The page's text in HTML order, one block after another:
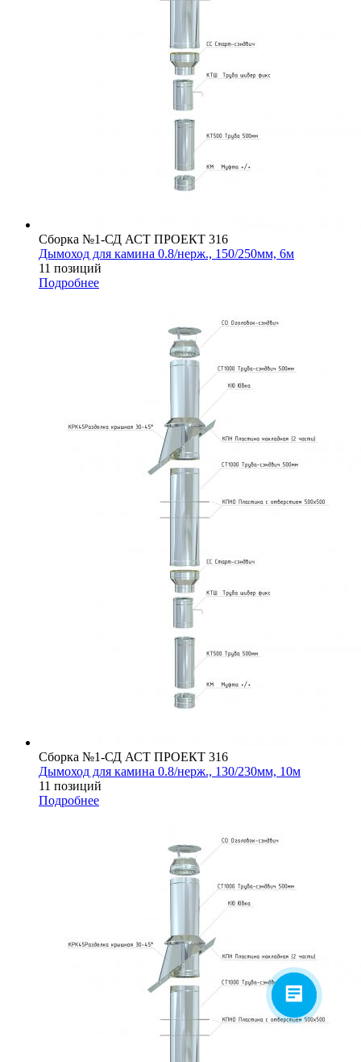
Сборка №1-СД АСТ ПРОЕКТ 316
Дымоход для камина 0.8/нерж., 150/250мм, 6м
11 позиций
Подробнее
Сборка №1-СД АСТ ПРОЕКТ 316
Дымоход для камина 0.8/нерж., 130/230мм, 10м
11 позиций
Подробнее